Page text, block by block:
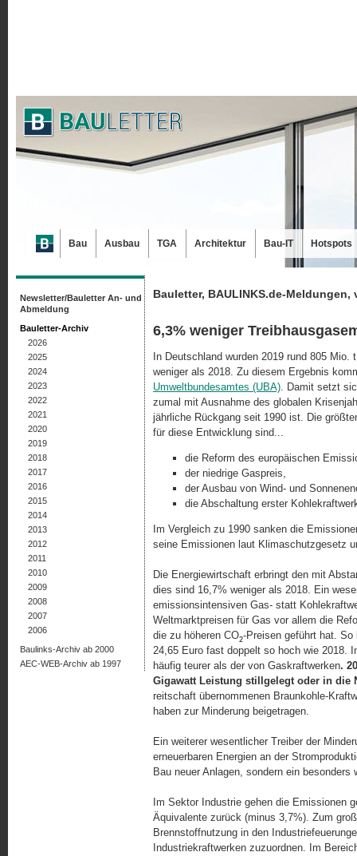
Bauletter, BAULINKS.de-Meldungen,
6,3% weniger
In Deutschland wurden 2019 rund 805
weniger als 2018. Zu diesem Ergebnis
Umweltbundesamtes (UBA). Damit setzt
zumal mit Ausnahme des globalen
jährliche Rückgang seit 1990 ist. Die
für diese Entwicklung sind...
die Reform des europäischen
der niedrige Gaspreis,
der Ausbau von Wind- und
die Abschaltung erster
Im Vergleich zu 1990 sanken die
seine Emissionen laut Klimaschutzgesetz
Die Energiewirtschaft erbringt den mit
dies sind 16,7% weniger als 2018. Ein
emissionsintensiven Gas- statt
Weltmarktpreisen für Gas vor allem die
die zu höheren CO2-Preisen geführt hat. So
24,65 Euro fast doppelt so hoch wie 2018.
häufig teurer als der von Gas­kraft­wer­ken.
Gigawatt Leistung stillgelegt oder in die
reit­schaft übernommenen Braunkohle-
haben zur Minderung beigetragen.
Ein weiterer wesentlicher Treiber der
erneuerbaren Energien an der
Bau neuer Anlagen, sondern ein besonders
Im Sektor Industrie gehen die Emissionen
Äquivalente zurück (minus 3,7%). Zum
Brennstoffnutzung in den
Industriekraftwerken zuzuordnen. Im
Newsletter/Bauletter An- und
Abmeldung
Bauletter-Archiv
2026
2025
2024
2023
2022
2021
2020
2019
2018
2017
2016
2015
2014
2013
2012
2011
2010
2009
2008
2007
2006
Baulinks-Archiv ab 2000
AEC-WEB-Archiv ab 1997
Bau Ausbau TGA Architektur Bau-IT Hotspots